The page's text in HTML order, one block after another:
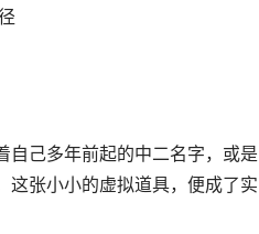
自己多年前起的中二名字，或是
这张小小的虚拟道具，便成了实